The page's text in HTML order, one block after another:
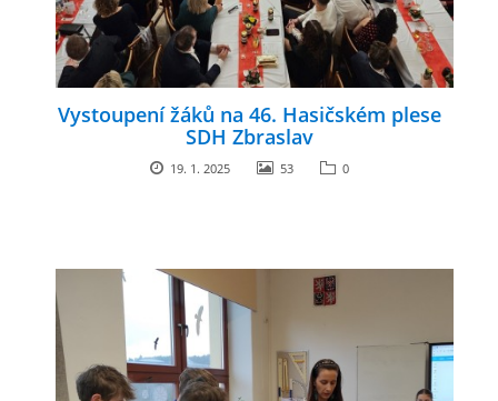
Vystoupení žáků na 46. Hasičském plese
SDH Zbraslav
19. 1. 2025 53 0